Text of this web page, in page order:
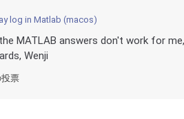
log in Matlab (macos)
MATLAB answers don't work for
Wenji
票